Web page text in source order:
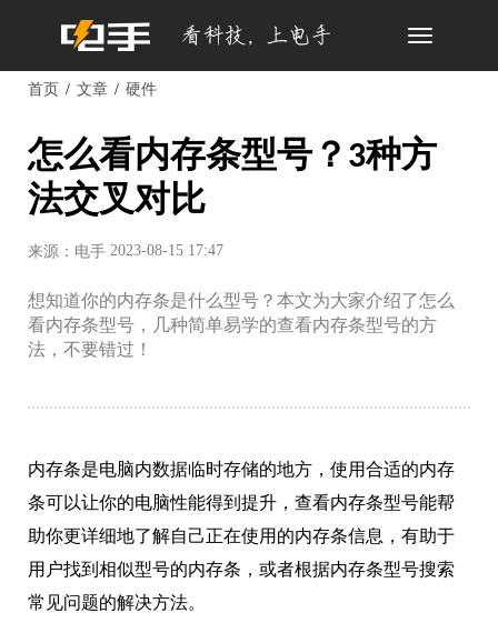
Toggle
首页 文章 硬件
怎么看内存条型号？3种方
法交叉对比
来源：电手 2023-08-15 17:47
想知道你的内存条是什么型号？本文为大家介绍了怎么
看内存条型号，几种简单易学的查看内存条型号的方
法，不要错过！
内存条是电脑内数据临时存储的地方，使用合适的内存
条可以让你的电脑性能得到提升，查看内存条型号能帮
助你更详细地了解自己正在使用的内存条信息，有助于
用户找到相似型号的内存条，或者根据内存条型号搜索
常见问题的解决方法。